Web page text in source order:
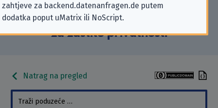
zahtjeve za backend.datenanfragen.de putem
dodatka poput uMatrix ili NoScript.
Podaci kontakta „Bundessortenamt
(BSA)” koji se odnose na zahtjeve
za zaštitu privatnosti
Natrag na pregled